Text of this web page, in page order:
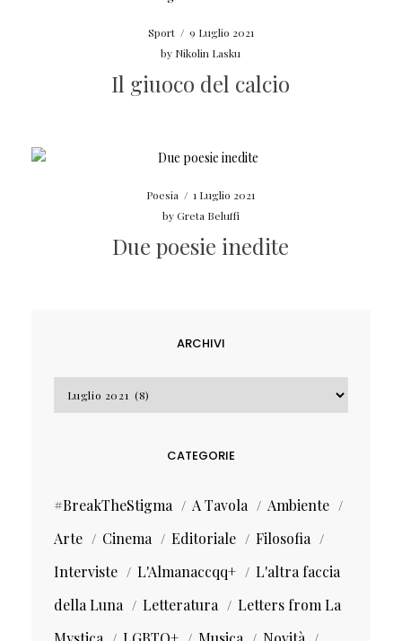
Sport / 9 Luglio 2021
by Nikolin Lasku
Il giuoco del calcio
Poesia / 1 Luglio 2021
byGreta Beluffi
Due poesie inedite
ARCHIVI
Archivi
CATEGORIE
#BreakTheStigma A Tavola
Ambiente
Arte
Cinema Editoriale
Filosofia
Interviste
L'Almanaccqq+
L'altra faccia
della Luna
Letteratura
Letters from La